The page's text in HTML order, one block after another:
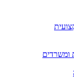
ומשרדים